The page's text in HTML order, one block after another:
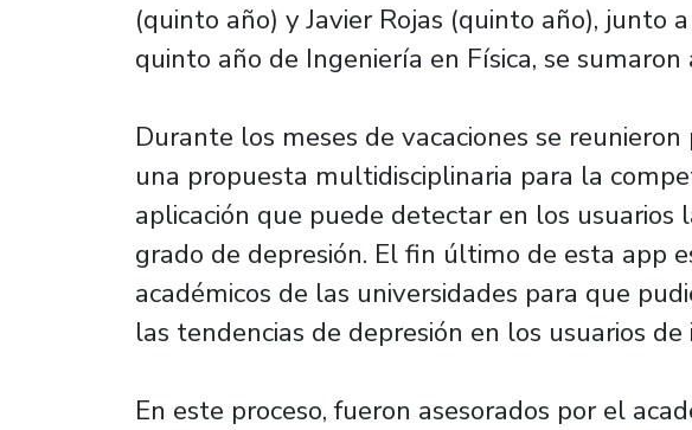
(quinto año) y Javier Rojas (quinto año), junto
quinto año de Ingeniería en Física, se sumaron
Durante los meses de vacaciones se
una propuesta multidisciplinaria para la
aplicación que puede detectar en los usuarios
grado de depresión. El fin último de esta app
académicos de las universidades para que
las tendencias de depresión en los usuarios
En este proceso, fueron asesorados por el